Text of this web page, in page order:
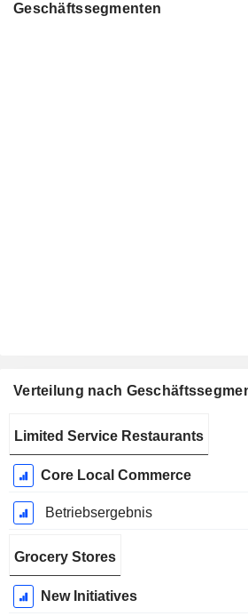
Geschäftssegmenten
Verteilung nach
Geschäftsjahres:
Dezember
Limited Service Restaurants
Core Local Commerce
Betriebsergebnis
Grocery Stores
New Initiatives